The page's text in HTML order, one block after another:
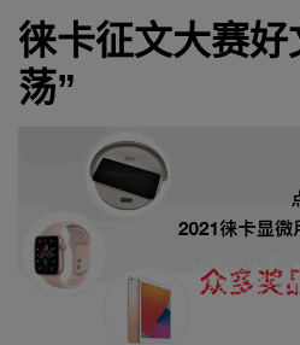
徕卡征文大赛
荡”